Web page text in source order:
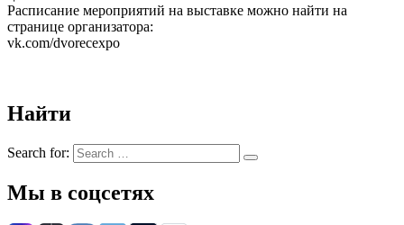
Расписание мероприятий на выставке можно найти на
странице организатора:
vk.com/dvorecexpo
Найти
Search for:
Мы в соцсетях